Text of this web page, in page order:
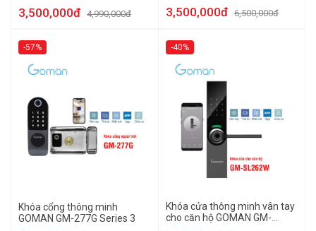
3,500,000đ 4,990,000đ 3,500,000đ 6,500,000đ
-57%
Khóa cổng thông minh
GOMAN GM-277G Series 3
-40%
Khóa cửa thông minh vân tay
cho căn hộ GOMAN GM-